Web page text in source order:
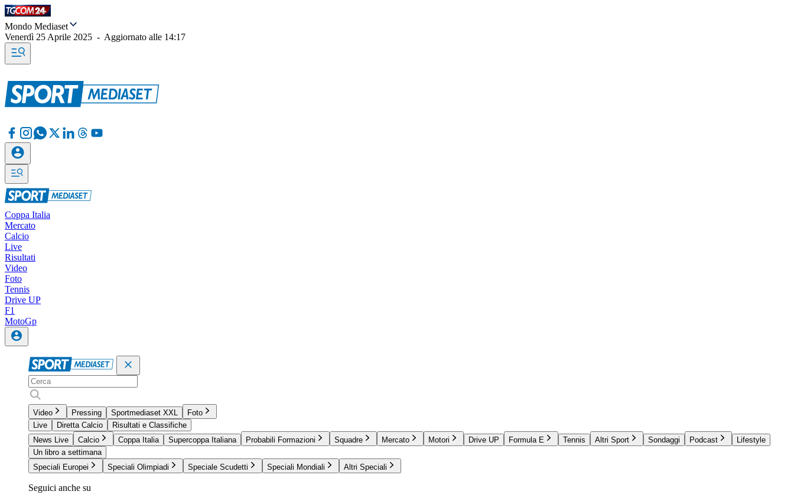
Mondo Mediaset
Venerdì 25 Aprile 2025 - Aggiornato alle 14:17
Coppa Italia
Mercato
Calcio
Live
Risultati
Video
Foto
Tennis
Drive UP
F1
MotoGp
Video Pressing Sportmediaset XXL
Foto
Live
Diretta Calcio
Risultati e Classifiche
News Live
Calcio Coppa Italia Supercoppa Italiana Probabili Formazioni Squadre Mercato Motori Drive UP Formula E Tennis Altri Sport Sondaggi Podcast
Lifestyle
Un libro a settimana
Speciali Europei
Speciali Olimpiadi Speciale Scudetti Speciali Mondiali Altri Speciali
Seguici anche su